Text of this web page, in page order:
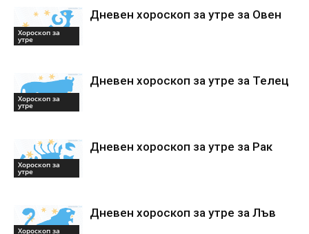
Хороскоп за
утре
Дневен хороскоп за утре за Овен
Хороскоп за
утре
Дневен хороскоп за утре за Телец
Хороскоп за
утре
Дневен хороскоп за утре за Рак
Хороскоп за
Дневен хороскоп за утре за Лъв